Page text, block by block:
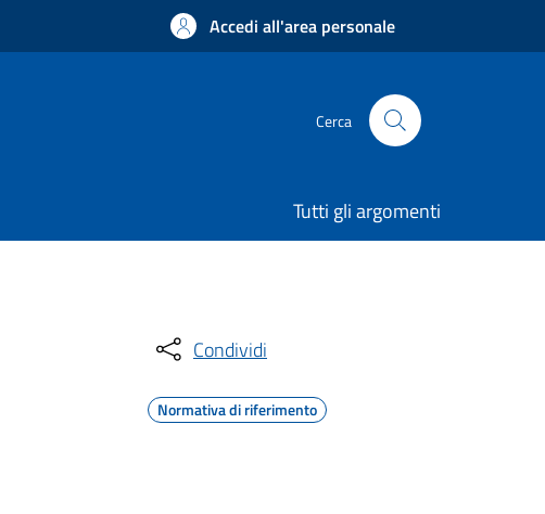
Accedi all'area personale
Cerca
Tutti gli argomenti
Condividi
Normativa di riferimento